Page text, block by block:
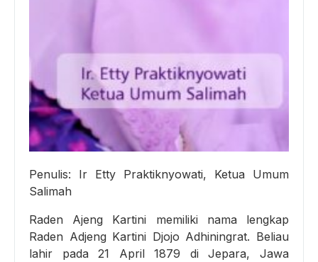
Penulis: Ir Etty Praktiknyowati, Ketua Umum
Salimah
Raden Ajeng Kartini memiliki nama lengkap
Raden Adjeng Kartini Djojo Adhiningrat. Beliau
lahir pada 21 April 1879 di Jepara, Jawa